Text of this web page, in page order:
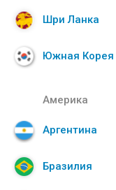
Шри Ланка
Южная Корея
Америка
Аргентина
Бразилия